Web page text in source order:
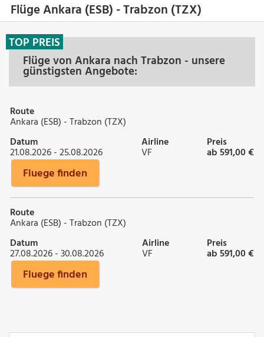
Flüge Ankara (ESB) - Trabzon (TZX)
Flüge von Ankara nach Trabzon - unsere
günstigsten Angebote:
TOP PREIS
Route
Ankara (ESB) - Trabzon (TZX)
Datum
21.08.2026 - 25.08.2026
Airline
VF
Preis
ab 591,00 €
Fluege finden
Route
Ankara (ESB) - Trabzon (TZX)
Datum
27.08.2026 - 30.08.2026
Airline
VF
Preis
ab 591,00 €
Fluege finden